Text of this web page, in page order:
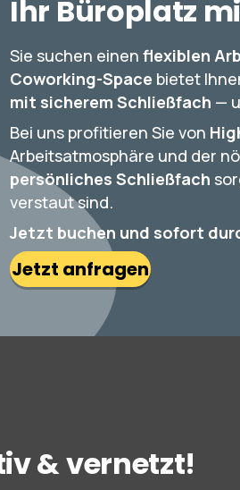
Ihr Büroplatz
Sie suchen einen flexiblen
Coworking-Space bietet
mit sicherem Schließfach —
Bei uns profitieren Sie von
Arbeitsatmosphäre und der
persönliches Schließfach
verstaut sind.
Jetzt buchen und sofort
Jetzt anfragen
& vernetzt!